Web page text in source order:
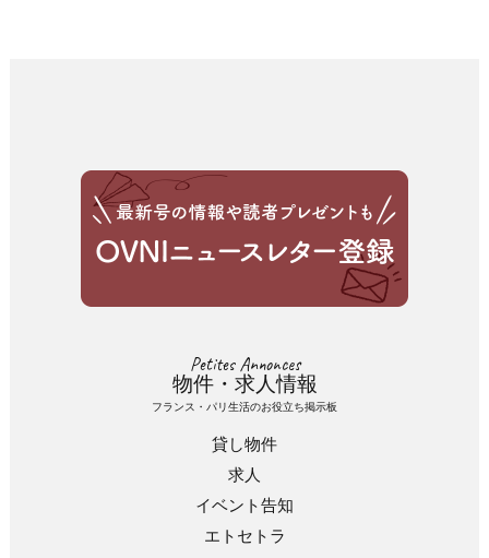
Petites Annonces
物件・求人情報
フランス・パリ生活のお役立ち掲示板
貸し物件
求人
イベント告知
エトセトラ